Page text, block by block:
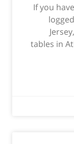
If you
tables in